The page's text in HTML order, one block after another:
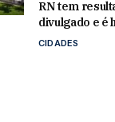
RN tem
divulgado e é
CIDADES